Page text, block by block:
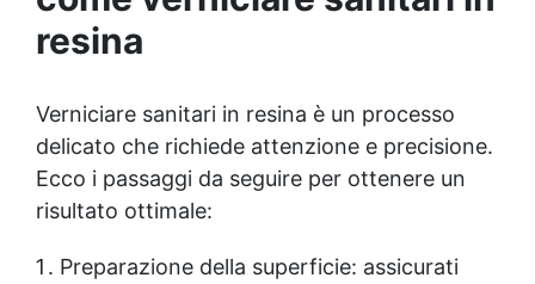
Ideale per Saponi Decorativi: La formula di
KariSoap assicura che il sapone mantenga la
sua bellezza nel tempo, senza deteriorarsi.
versioni – Bianca e Trasparente – KariSoap
può essere facilmente colorata con i
coloranti ColorSoap, permettendoti di creare
saponi dal design unico e personalizzato.
resina
Verniciare sanitari in resina è un processo
delicato che richiede attenzione e precisione.
Ecco i passaggi da seguire per ottenere un
risultato ottimale:
Preparazione della superficie: assicurati